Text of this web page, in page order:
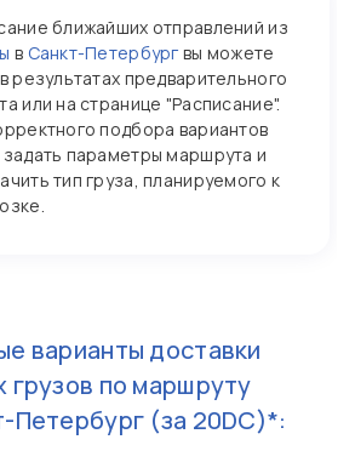
ближайших отправлений из
в Санкт-Петербург вы можете
результатах предварительного
или на странице "Расписание".
подбора вариантов
параметры маршрута и
тип груза, планируемого к
варианты доставки
грузов по маршруту
Петербург (за 20DC)*: